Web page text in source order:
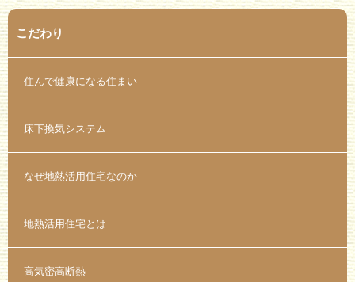
こだわり
住んで健康になる住まい
床下換気システム
なぜ地熱活用住宅なのか
地熱活用住宅とは
高気密高断熱